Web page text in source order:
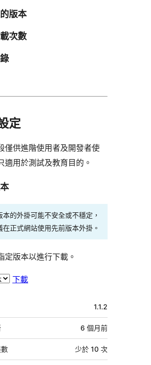
版本
次數
定
僅供進階使用者及開發者使
適用於測試及教育目的。
本的外掛可能不安全或不穩定，
在正式網站使用先前版本外掛。
定版本以進行下載。
下載
1.1.2
6 個月前
少於 10 次